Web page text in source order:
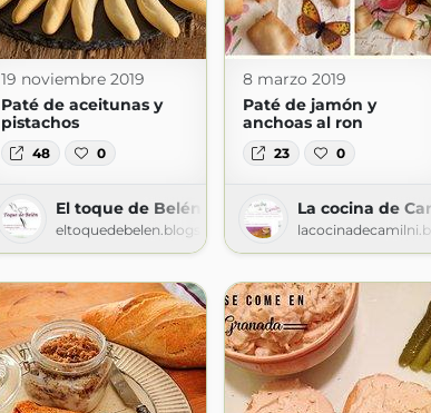
19 noviembre 2019
Paté de aceitunas y
pistachos
48 0
El toque de Belén
eltoquedebelen.blogspot.com
8 marzo 2019
Paté de jamón y
anchoas al ron
23 0
La cocina de